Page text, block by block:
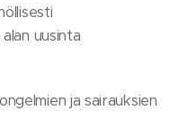
uusinta
ja sairauksien